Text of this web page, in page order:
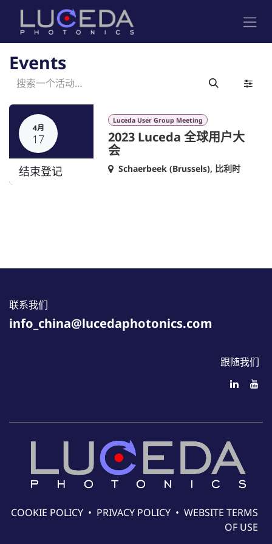
跳至内容
Events
4月
17
结束登记
Luceda User Group Meeting
2023 Luceda 全球用户大
会
Schaerbeek (Brussels), 比利时
联系我们
info_china@lucedaphotonics.com
跟随我们
COOKIE POLICY • PRIVACY POLICY • WEBSITE TERMS
OF USE